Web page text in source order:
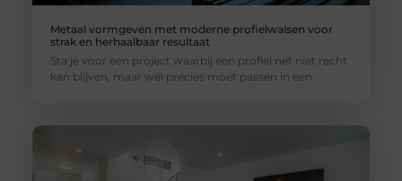
Metaal vormgeven met moderne profielwalsen voor
strak en herhaalbaar resultaat
Sta je voor een project waarbij een profiel net niet recht
kan blijven, maar wél precies moet passen in een